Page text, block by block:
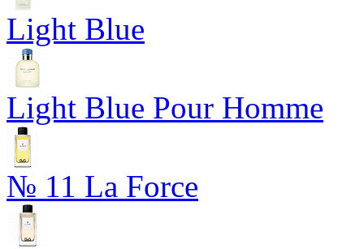
Light Blue
Light Blue Pour Homme
№ 11 La Force